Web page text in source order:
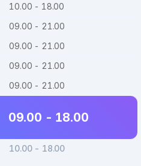
10.00 - 18.00
09.00 - 21.00
09.00 - 21.00
09.00 - 21.00
09.00 - 21.00
09.00 - 18.00
10.00 - 18.00